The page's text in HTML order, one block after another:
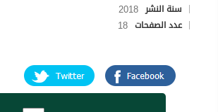
سنة النشر 2018
عدد الصفحات 18